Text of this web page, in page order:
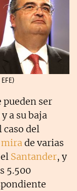
pueden ser
a su baja
del
mirade varias
Santander, y
5.500